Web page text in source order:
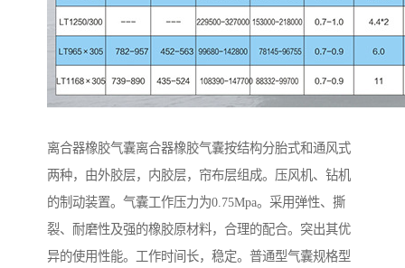
离合器橡胶气囊离合器橡胶气囊按结构分胎式和通风式
两种，由外胶层，内胶层，帘布层组成。压风机、钻机
的制动装置。气囊工作压力为0.75Mpa。采用弹性、撕
裂、耐磨性及强的橡胶原材料，合理的配合。突出其优
异的使用性能。工作时间长，稳定。普通型气囊规格型